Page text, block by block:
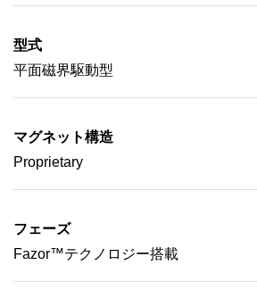
型式
平面磁界駆動型
マグネット構造
Proprietary
フェーズ
Fazor™テクノロジー搭載